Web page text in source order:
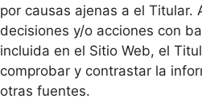
por causas ajenas a el Titular.
decisiones y/o acciones con
incluida en el Sitio Web, el
comprobar y contrastar la
otras fuentes.